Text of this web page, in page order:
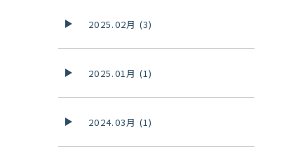
2025.02月 (3)
2025.01月 (1)
2024.03月 (1)